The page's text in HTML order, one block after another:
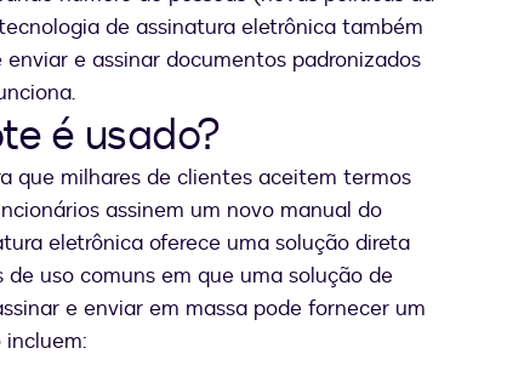
de assinatura eletrônica também
e assinar documentos padronizados
é usado?
que milhares de clientes aceitem termos
assinem um novo manual do
eletrônica oferece uma solução direta
uso comuns em que uma solução de
e enviar em massa pode fornecer um